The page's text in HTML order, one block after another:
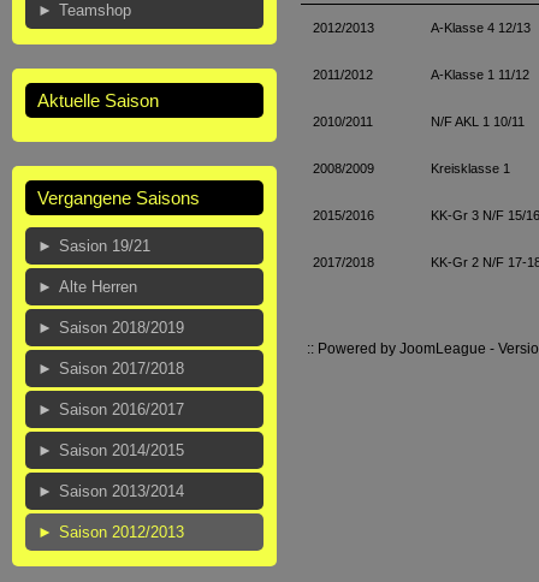
Teamshop
Aktuelle Saison
Vergangene Saisons
Sasion 19/21
Alte Herren
Saison 2018/2019
Saison 2017/2018
Saison 2016/2017
Saison 2014/2015
Saison 2013/2014
Saison 2012/2013
2012/2013 A-Klasse 4 12/13
2011/2012 A-Klasse 1 11/12
2010/2011 N/F AKL 1 10/11
2008/2009 Kreisklasse 1
2015/2016 KK-Gr 3 N/F 15/16
2017/2018 KK-Gr 2 N/F 17-
:: Powered by JoomLeague -